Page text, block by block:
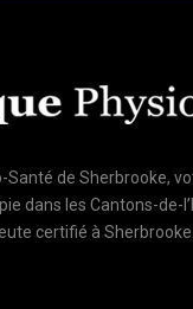
Santé de Sherbrooke,
dans les Cantons-de-
certifié à Sherbrooke.